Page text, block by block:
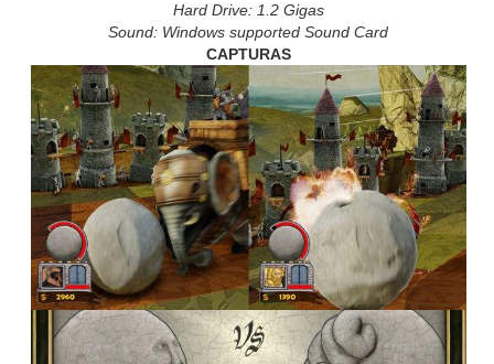
Hard Drive: 1.2 Gigas
Sound: Windows supported Sound Card
CAPTURAS